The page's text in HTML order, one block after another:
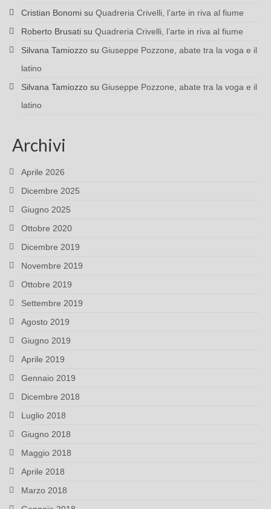
Cristian Bonomi su Quadreria Crivelli, l’arte in riva al fiume
Roberto Brusati su Quadreria Crivelli, l’arte in riva al fiume
Silvana Tamiozzo su Giuseppe Pozzone, abate tra la voga e il
latino
Silvana Tamiozzo su Giuseppe Pozzone, abate tra la voga e il
latino
Archivi
Aprile 2026
Dicembre 2025
Giugno 2025
Ottobre 2020
Dicembre 2019
Novembre 2019
Ottobre 2019
Settembre 2019
Agosto 2019
Giugno 2019
Aprile 2019
Gennaio 2019
Dicembre 2018
Luglio 2018
Giugno 2018
Maggio 2018
Aprile 2018
Marzo 2018